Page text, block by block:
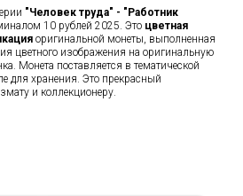
"Человек труда" - "Работник
10 рублей 2025. Это цветная
оригинальной монеты, выполненная
цветного изображения на оригинальную
Монета поставляется в тематической
для хранения. Это прекрасный
и коллекционеру.